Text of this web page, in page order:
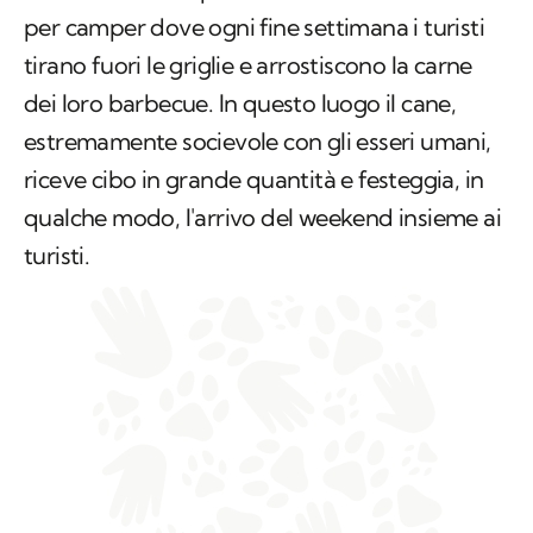
per camper dove ogni fine settimana i turisti
tirano fuori le griglie e arrostiscono la carne
dei loro barbecue. In questo luogo il cane,
estremamente socievole con gli esseri umani,
riceve cibo in grande quantità e festeggia, in
qualche modo, l'arrivo del weekend insieme ai
turisti.